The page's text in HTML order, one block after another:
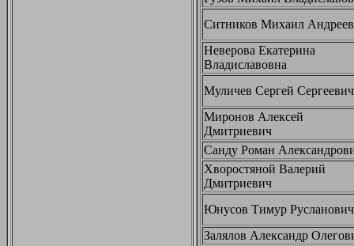
Ситников Михаил
Неверова Екатерина
Владиславовна
Муличев Сергей Сергеевич
Миронов Алексей
Дмитриевич
Санду Роман
Хворостяной Валерий
Дмитриевич
Юнусов Тимур Русланович
Залялов Александр